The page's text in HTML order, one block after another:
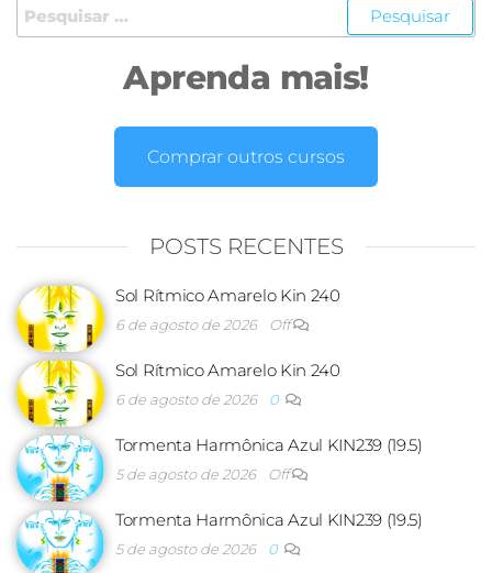
Aprenda mais!
Comprar outros cursos
POSTS RECENTES
Sol Rítmico Amarelo Kin 240
6 de agosto de 2026 Off
Sol Rítmico Amarelo Kin 240
6 de agosto de 2026 0
Tormenta Harmônica Azul KIN239 (19.5)
5 de agosto de 2026 Off
Tormenta Harmônica Azul KIN239 (19.5)
5 de agosto de 2026 0